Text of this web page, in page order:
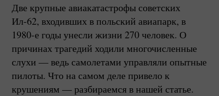
Две крупные авиакатастрофы советских
Ил-62, входивших в польский авиапарк, в
1980-е годы унесли жизни 270 человек. О
причинах трагедий ходили многочисленные
слухи — ведь самолетами управляли опытные
пилоты. Что на самом деле привело к
крушениям — разбираемся в нашей статье.